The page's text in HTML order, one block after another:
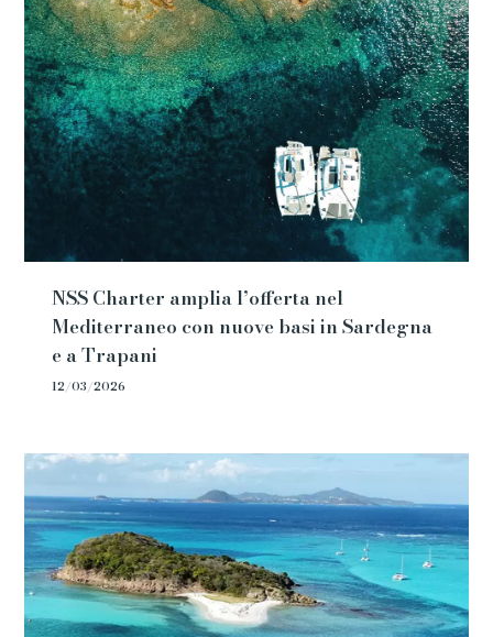
NSS Charter amplia l’offerta nel
Mediterraneo con nuove basi in Sardegna
e a Trapani
12/03/2026